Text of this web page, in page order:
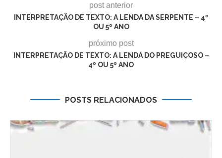
post anterior
INTERPRETAÇÃO DE TEXTO: A LENDA DA SERPENTE – 4º
OU 5º ANO
próximo post
INTERPRETAÇÃO DE TEXTO: A LENDA DO PREGUIÇOSO –
4º OU 5º ANO
POSTS RELACIONADOS